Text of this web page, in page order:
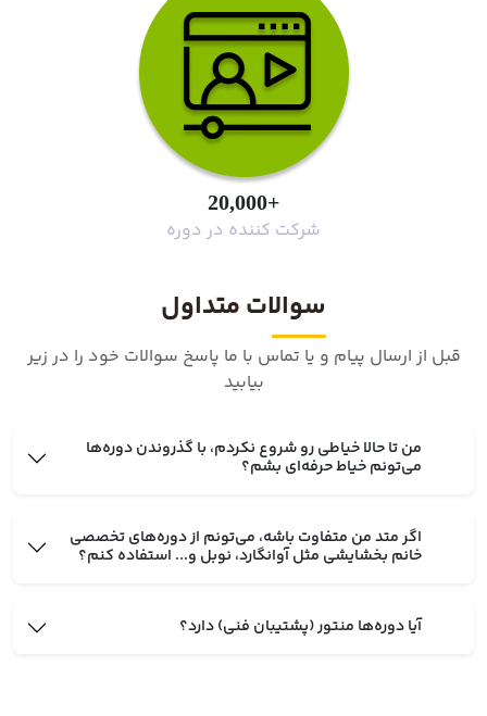
+20,000
شرکت کننده در دوره
سوالات متداول
قبل از ارسال پیام و یا تماس با ما پاسخ سوالات خود را در زیر
بیابید
من تا حالا خیاطی رو شروع نکردم، با گذروندن دوره‌ها
می‌تونم خیاط حرفه‌ای بشم؟
اگر متد من متفاوت باشه، می‌تونم از دوره‌های تخصصی
خانم بخشایشی مثل آوانگارد، نوبل و... استفاده کنم؟
آیا دوره‌ها منتور (پشتیبان فنی) دارد؟